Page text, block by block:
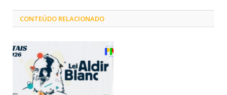
CONTEÚDO RELACIONADO